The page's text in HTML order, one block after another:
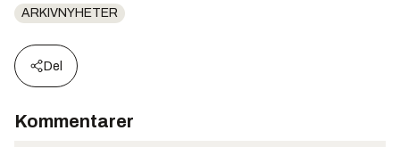
ARKIVNYHETER
Del
Kommentarer